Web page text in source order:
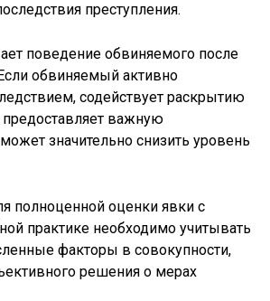
преступления.
поведение обвиняемого после
обвиняемый активно
содействует раскрытию
предоставляет важную
значительно снизить уровень
полноценной оценки явки с
практике необходимо учитывать
факторы в совокупности,
решения о мерах